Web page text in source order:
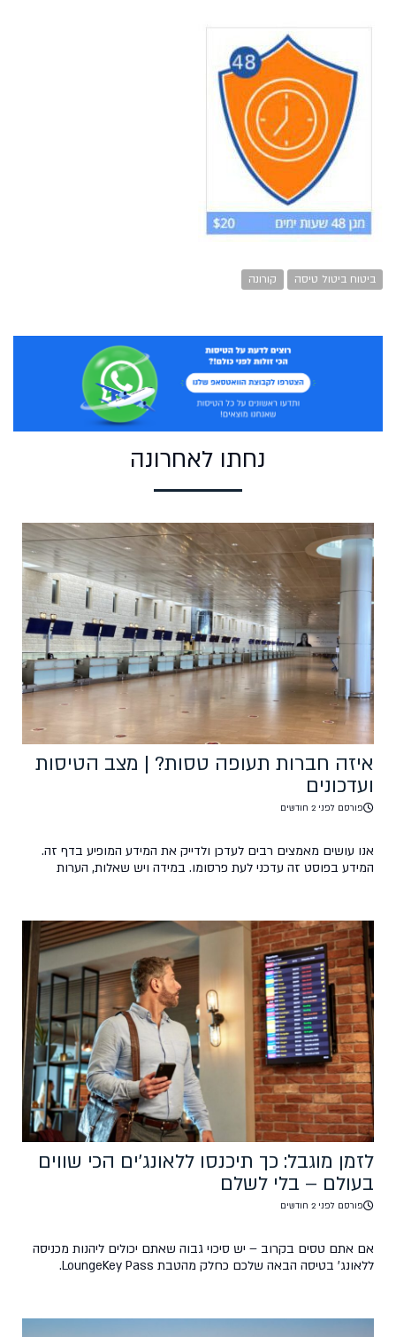
ביטוח ביטול טיסה קורונה
נחתו לאחרונה
איזה חברות תעופה טסות? | מצב הטיסות
ועדכונים
פורסם לפני 2 חודשים
אנו עושים מאמצים רבים לעדכן ולדייק את המידע המופיע בדף זה.
המידע בפוסט זה עדכני לעת פרסומו. במידה ויש שאלות, הערות
עושה זאת על אחריותו בלבד.
לזמן מוגבל: כך תיכנסו ללאונג'ים הכי שווים
בעולם – בלי לשלם
פורסם לפני 2 חודשים
אם אתם טסים בקרוב – יש סיכוי גבוה שאתם יכולים ליהנות מכניסה
ללאונג' בטיסה הבאה שלכם כחלק מהטבת LoungeKey Pass.
כרטיס טיסות סודיות, בעלי כרטיס קיימים וחדשים מבצעים עסקה של